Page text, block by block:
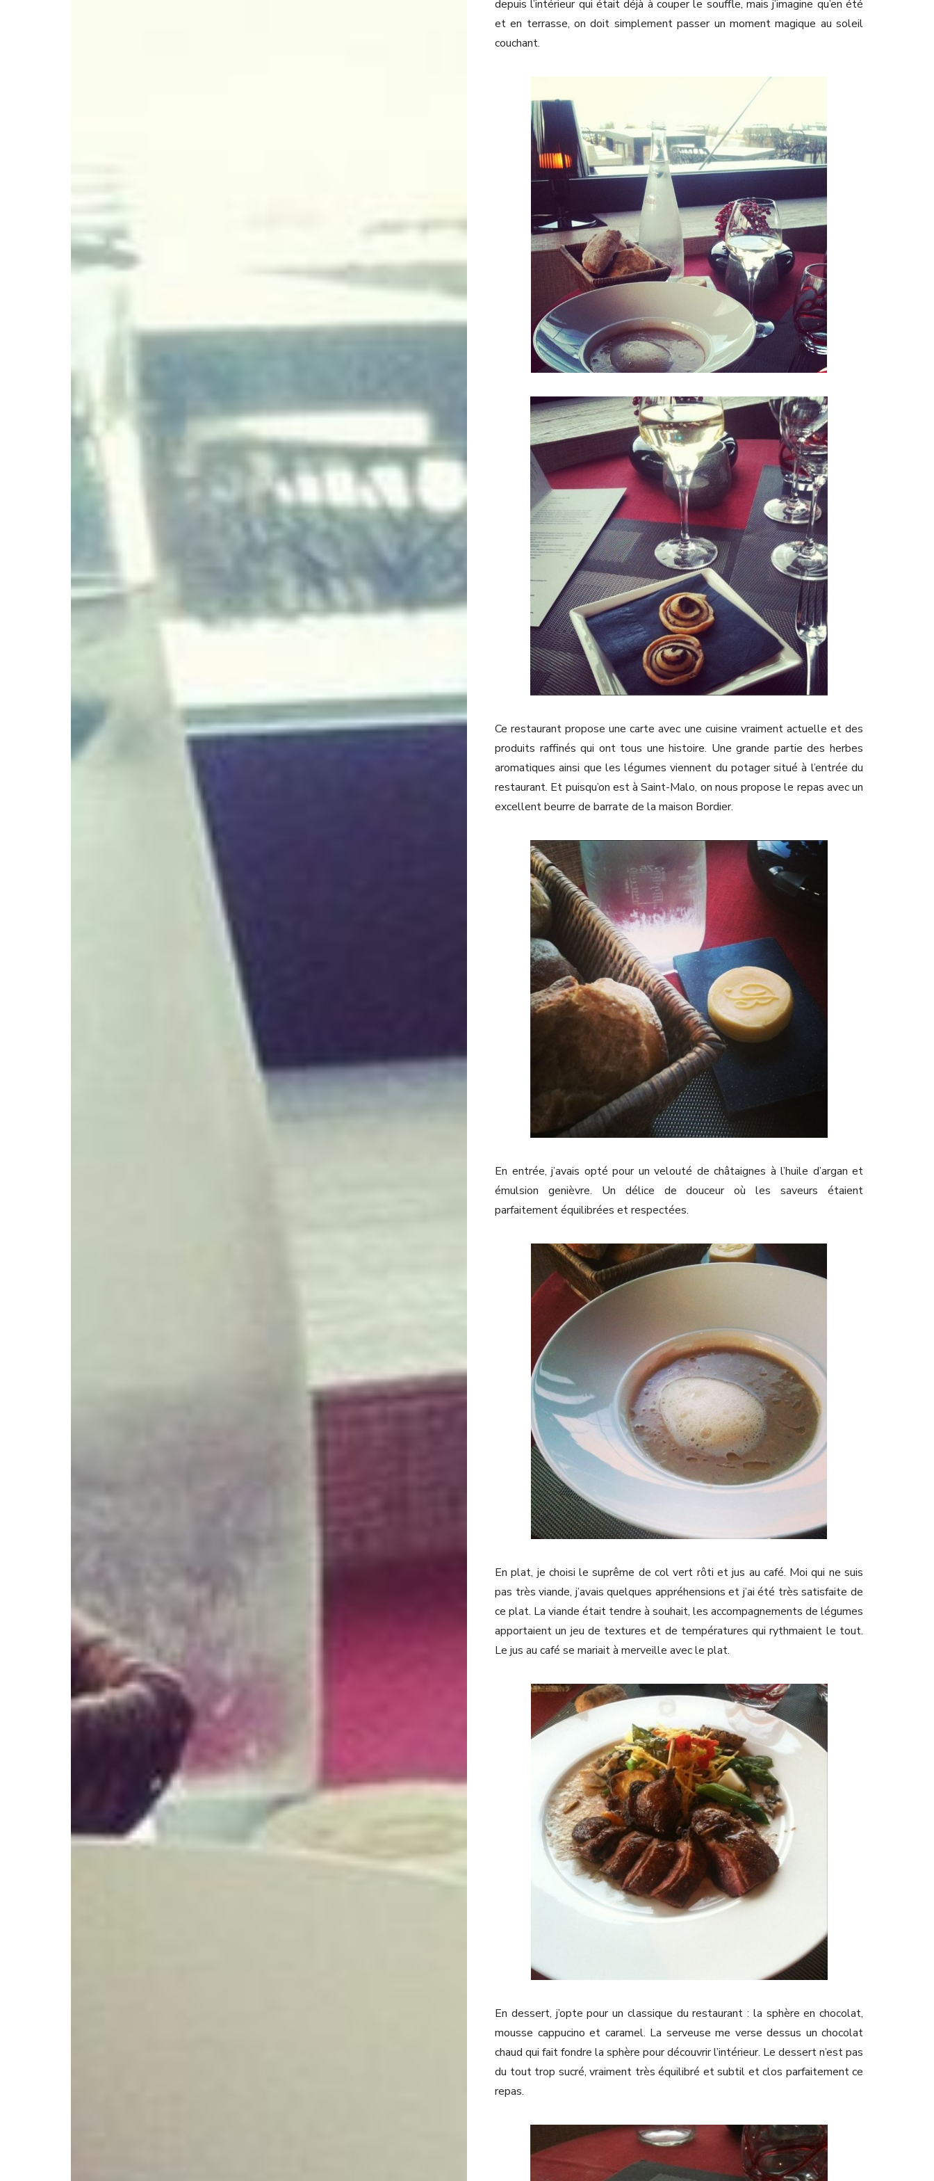
depuis l’intérieur qui était déjà à couper le souffle, mais j’imagine qu’en été
et en terrasse, on doit simplement passer un moment magique au soleil
couchant.
Ce restaurant propose une carte avec une cuisine vraiment actuelle et des
produits raffinés qui ont tous une histoire. Une grande partie des herbes
aromatiques ainsi que les légumes viennent du potager situé à l’entrée du
restaurant. Et puisqu’on est à Saint-Malo, on nous propose le repas avec un
excellent beurre de barrate de la maison Bordier.
En entrée, j’avais opté pour un velouté de châtaignes à l’huile d’argan et
émulsion genièvre. Un délice de douceur où les saveurs étaient
parfaitement équilibrées et respectées.
En plat, je choisi le suprême de col vert rôti et jus au café. Moi qui ne suis
pas très viande, j’avais quelques appréhensions et j’ai été très satisfaite de
ce plat. La viande était tendre à souhait, les accompagnements de légumes
apportaient un jeu de textures et de températures qui rythmaient le tout.
Le jus au café se mariait à merveille avec le plat.
En dessert, j’opte pour un classique du restaurant : la sphère en chocolat,
mousse cappucino et caramel. La serveuse me verse dessus un chocolat
chaud qui fait fondre la sphère pour découvrir l’intérieur. Le dessert n’est pas
du tout trop sucré, vraiment très équilibré et subtil et clos parfaitement ce
repas.